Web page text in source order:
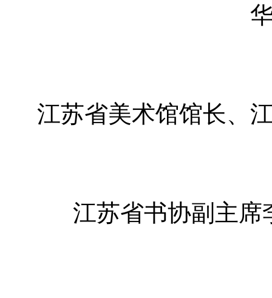
江苏省美术馆馆长、
江苏省书协副主席